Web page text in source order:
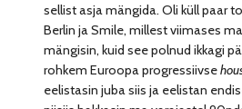
sellist asja mängida. Oli küll paar
Berlin ja Smile, millest viimases
mängisin, kuid see polnud ikkagi
rohkem Euroopa progressiivse
eelistasin juba siis ja eelistan